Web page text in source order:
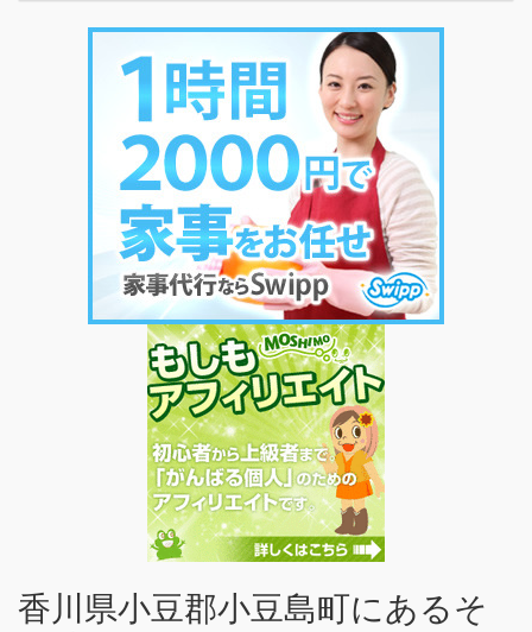
香川県小豆郡小豆島町にあるそ